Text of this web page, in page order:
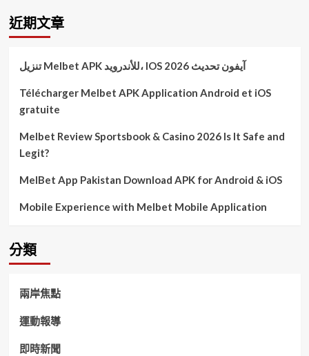
近期文章
تنزيل Melbet APK للأندرويد، IOS آيفون تحديث 2026
Télécharger Melbet APK Application Android et iOS
gratuite
Melbet Review Sportsbook & Casino 2026 Is It Safe and
Legit?
MelBet App Pakistan Download APK for Android & iOS
Mobile Experience with Melbet Mobile Application
分類
兩岸焦點
運動報導
即時新聞